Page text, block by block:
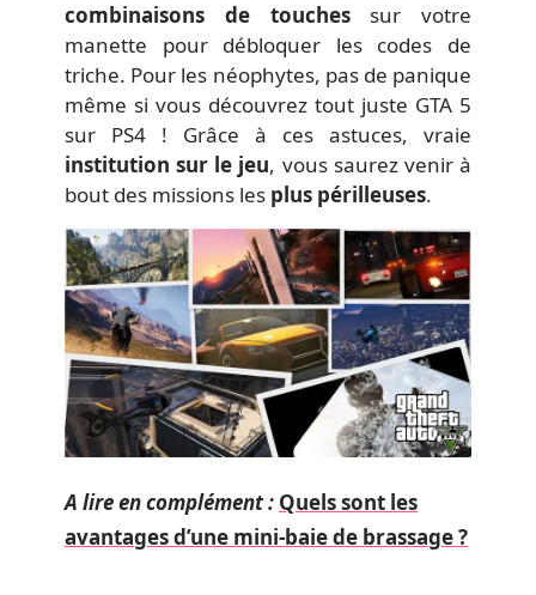
combinaisons de touchessur votre
manette pour débloquer les codes de
triche. Pour les néophytes, pas de panique
même si vous découvrez tout juste GTA 5
sur PS4 ! Grâce à ces astuces, vraie
institution sur le jeu, vous saurez venir à
bout des missions les plus périlleuses.
A lire en complément : Quels sont les
avantages d’une mini-baie de brassage ?